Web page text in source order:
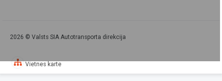
2026 © Valsts SIA Autotransporta direkcija
Vietnes karte